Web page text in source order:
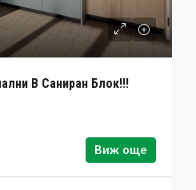
В Саниран Блок!!!
Виж още